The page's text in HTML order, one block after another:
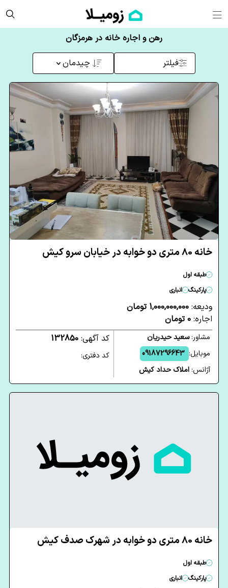
رهن و اجاره خانه در هرمزگان
فیلتر چیدمان
خانه 80 متری دو خوابه در خیابان سرو کیش
طبقه اول
پارکینگ
انباری
ودیعه: 1,000,000,000 تومان
اجاره: 0 تومان
مشاور:سعید حیدریان
موبایل: 09187296643
آژانس:املاک حداد كيش
کد آگهی: 132850
کد دفتری:
خانه 80 متری دو خوابه در شهرک صدف کیش
طبقه اول
پارکینگ
انباری